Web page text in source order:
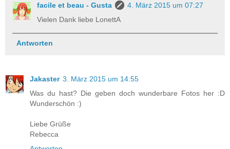
facile et beau - Gusta
4. März 2015 um 07:27
Vielen Dank liebe LonettA
Antworten
Jakaster 3. März 2015 um 14:55
Was du hast? Die geben doch wunderbare Fotos her :D
Wunderschön :)
Liebe Grüße
Rebecca